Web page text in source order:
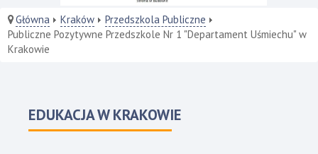
Główna Kraków
Przedszkola Publiczne
Publiczne Pozytywne Przedszkole Nr 1 "Departament Uśmiechu" w
Krakowie
EDUKACJA W KRAKOWIE